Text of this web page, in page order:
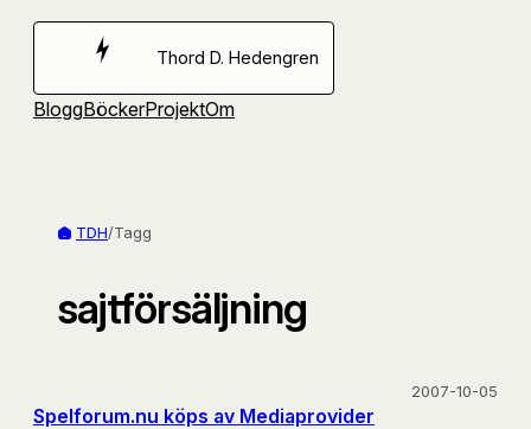
Hoppa
Thord D. Hedengren
BloggBöckerProjektOm
TDH/Tagg
sajtförsäljning
Spelforum.nu köps av Mediaprovider
2007-10-05